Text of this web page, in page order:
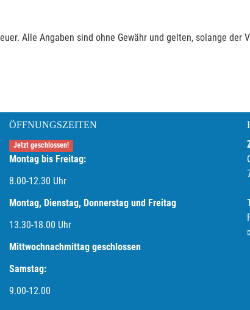
Alle Angaben sind ohne Gewähr und gelten, solange der
ÖFFNUNGSZEITEN
Jetzt geschlossen!
Montag bis Freitag:
8.00-12.30 Uhr
Montag, Dienstag, Donnerstag und Freitag
13.30-18.00 Uhr
Mittwochnachmittag geschlossen
Samstag:
9.00-12.00